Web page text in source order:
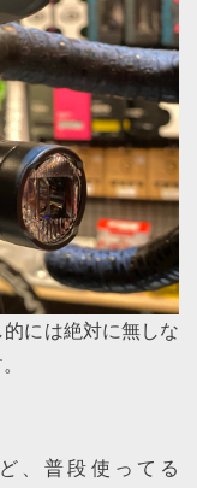
には絶対に無しな
、普段使ってる